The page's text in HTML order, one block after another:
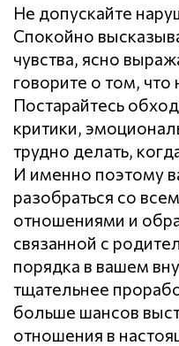
Не допускайте
Спокойно
чувства, ясно
говорите о том, что
Постарайтесь
критики,
трудно делать,
И именно поэтому
разобраться со
отношениями и
связанной с
порядка в вашем
тщательнее
больше шансов
отношения в